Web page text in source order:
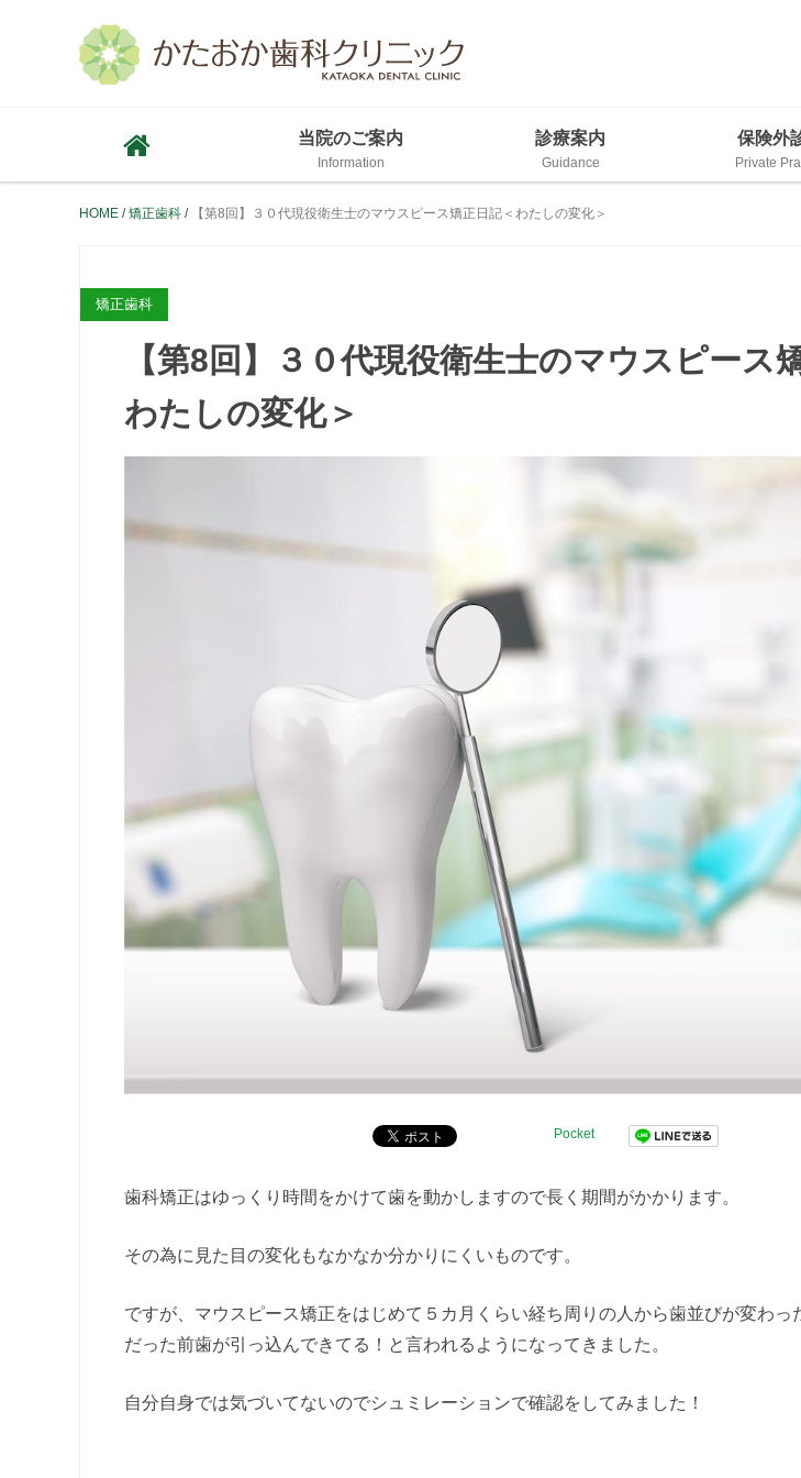
当院のご案内 診療案内 保険外
HOME 矯正歯科 【第8回】３０代現役衛生士のマウスピース矯正日記＜わたしの変化＞
矯正歯科
【第8回】３０代現役衛生士のマウスピース
わたしの変化＞
Pocket
歯科矯正はゆっくり時間をかけて歯を動かしますので長く期間がかかります。
その為に見た目の変化もなかなか分かりにくいものです。
ですが、マウスピース矯正をはじめて５カ月くらい経ち周りの人から歯並びが変わっ
だった前歯が引っ込んできてる！と言われるようになってきました。
自分自身では気づいてないのでシュミレーションで確認をしてみました！